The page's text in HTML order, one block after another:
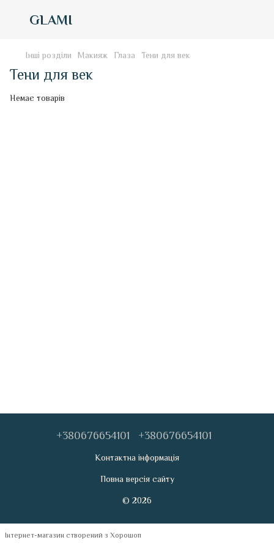
GLAMI
Інші розділи Макияж Глаза Тени для век
Тени для век
Немає товарів
+380676654101 +380676654101
Контактна інформація
Повна версія сайту
© 2026
Інтернет-магазин створений з Хорошоп